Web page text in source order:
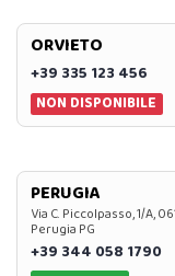
ORVIETO
+39 335 123 456
NON DISPONIBILE
PERUGIA
Via C. Piccolpasso, 1/A,
Perugia PG
+39 344 058 1790